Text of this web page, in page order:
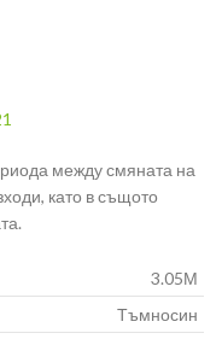
между смяната на
като в същото
3.05М
Тъмносин